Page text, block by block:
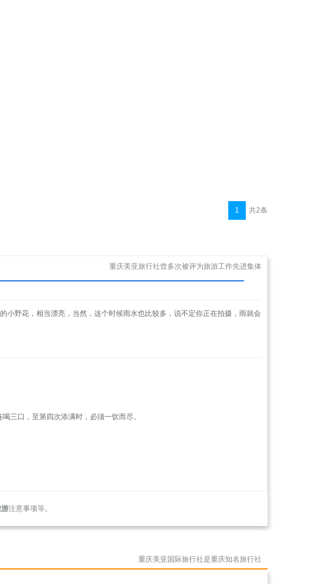
共2条
1
重庆美亚旅行社曾多次被评为旅游工作先进集体
野花，相当漂亮，当然，这个时候雨水也比较多，说不定你正在拍摄，雨就会
三口，至第四次添满时，必须一饮而尽。
游注意事项等。
重庆美亚国际旅行社是重庆知名旅行社